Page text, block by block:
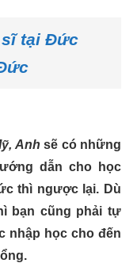
sĩ tại Đức
Anh sẽ có những
dẫn cho học
thì ngược lại. Dù
bạn cũng phải tự
nhập học cho đến